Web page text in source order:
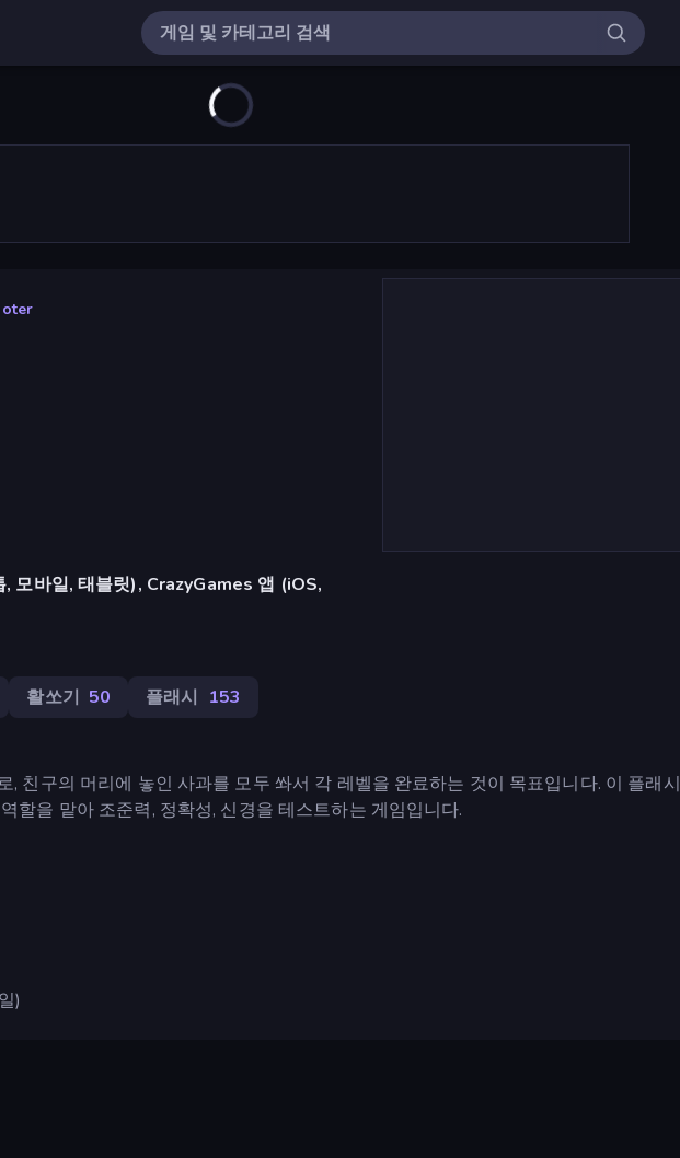
, 모바일, 태블릿), CrazyGames 앱 (iOS,
활쏘기 50 플래시 153
, 친구의 머리에 놓인 사과를 모두 쏴서 각 레벨을 완료하는 것이 목표입니다. 이 플래시
할을 맡아 조준력, 정확성, 신경을 테스트하는 게임입니다.
)